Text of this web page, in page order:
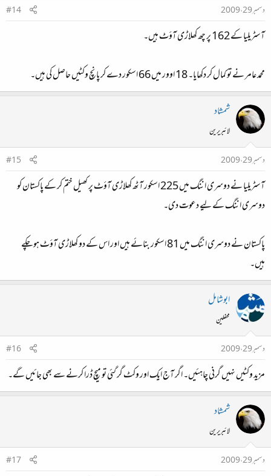
دسمبر 29، 2009
#14
آسٹریلیا کے 162 پر چھ کھلاڑی آؤٹ ہیں۔
محمد عامر نے تو کمال کر دکھایا۔ 18 اوور میں 66 اسکور دے کر پانچ وکٹیں حاصل کی ہیں۔
شمشاد
لائبریرین
دسمبر 29، 2009
#15
آسٹریلیا نے دوسری اننگ میں 225 اسکور آٹھ کھلاڑی آؤٹ پر کھیل ختم کر کے پاکستان کو
دوسری اننگ کے لیے دعوت دی۔
پاکستان نے دوسری اننگ میں 81 اسکور بنائے ہیں اور اس کے دو کھلاڑی آؤٹ‌ ہو چکے
ہیں۔
ابوشامل
محفلین
دسمبر 29، 2009
#16
مزید وکٹیں نہیں گرنی چاہئیں۔ اگر آج ایک اور وکٹ گر گئی تو میچ ڈرا کرنے سے بھی جائیں گے۔
شمشاد
لائبریرین
دسمبر 29، 2009
#17